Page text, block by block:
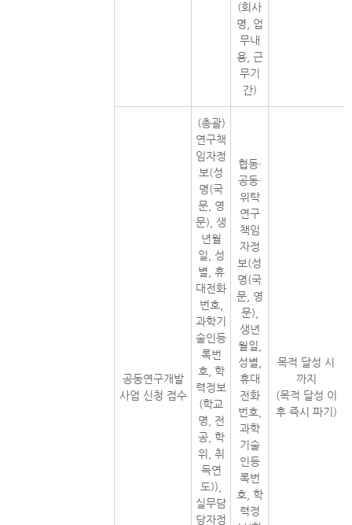
(회사
명, 업
무내
용, 근
무기
간)
공동연구개발
사업 신청 접수
(총괄)
연구책
임자정
보(성
명(국
문, 영
문), 생
년월
일, 성
별, 휴
대전화
번호,
과학기
술인등
록번
호, 학
력정보
(학교
명, 전
공, 학
위, 취
득연
도)),
실무담
당자정
협동・
공동・
위탁
연구
책임
자정
보(성
명(국
문, 영
문),
생년
월일,
성별,
휴대
전화
번호,
과학
기술
인등
록번
호, 학
력정
목적 달성 시
까지
(목적 달성 이
후 즉시 파기)